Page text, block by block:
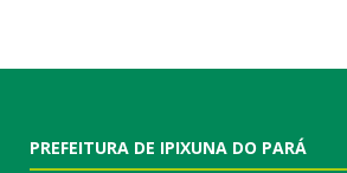
PREFEITURA DE IPIXUNA DO PARÁ